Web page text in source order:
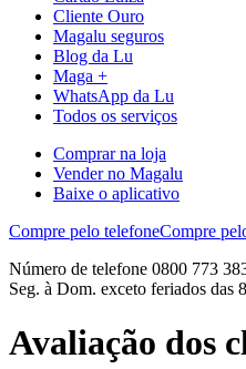
Cliente Ouro
Magalu seguros
Blog da Lu
Maga +
WhatsApp da Lu
Todos os serviços
Comprar na loja
Vender no Magalu
Baixe o aplicativo
Compre pelo telefoneCompre
Número de telefone 0800 773
Seg. à Dom. exceto feriados das
Avaliação dos